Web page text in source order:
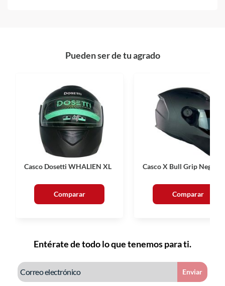
Pueden ser de tu agrado
Casco Dosetti WHALIEN XL
Comparar
Casco X Bull Grip Negro
Comparar
Entérate de todo lo que tenemos para ti.
Enviar